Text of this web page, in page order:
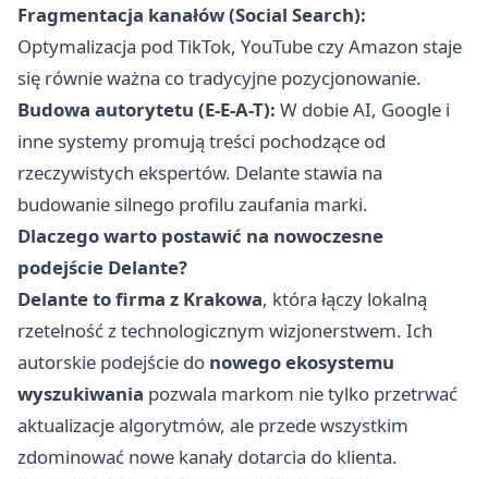
Fragmentacja kanałów (Social Search):
Optymalizacja pod TikTok, YouTube czy Amazon staje
się równie ważna co tradycyjne pozycjonowanie.
Budowa autorytetu (E-E-A-T): W dobie AI, Google i
inne systemy promują treści pochodzące od
rzeczywistych ekspertów. Delante stawia na
budowanie silnego profilu zaufania marki.
Dlaczego warto postawić na nowoczesne
podejście Delante?
Delante to firma z Krakowa, która łączy lokalną
rzetelność z technologicznym wizjonerstwem. Ich
autorskie podejście do nowego ekosystemu
wyszukiwania pozwala markom nie tylko przetrwać
aktualizacje algorytmów, ale przede wszystkim
zdominować nowe kanały dotarcia do klienta.